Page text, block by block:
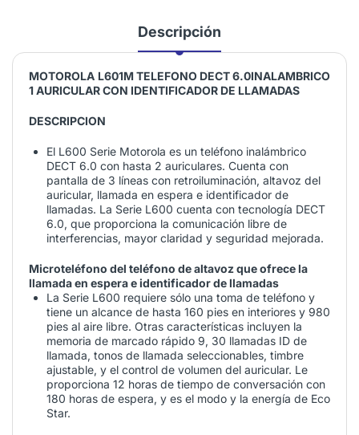
Descripción
MOTOROLA L601M TELEFONO DECT 6.0INALAMBRICO
1 AURICULAR CON IDENTIFICADOR DE LLAMADAS
DESCRIPCION
El L600 Serie Motorola es un teléfono inalámbrico
DECT 6.0 con hasta 2 auriculares. Cuenta con
pantalla de 3 líneas con retroiluminación, altavoz del
auricular, llamada en espera e identificador de
llamadas. La Serie L600 cuenta con tecnología DECT
6.0, que proporciona la comunicación libre de
interferencias, mayor claridad y seguridad mejorada.
Microteléfono del teléfono de altavoz que ofrece la
llamada en espera e identificador de llamadas
La Serie L600 requiere sólo una toma de teléfono y
tiene un alcance de hasta 160 pies en interiores y 980
pies al aire libre. Otras características incluyen la
memoria de marcado rápido 9, 30 llamadas ID de
llamada, tonos de llamada seleccionables, timbre
ajustable, y el control de volumen del auricular. Le
proporciona 12 horas de tiempo de conversación con
180 horas de espera, y es el modo y la energía de Eco
Star.